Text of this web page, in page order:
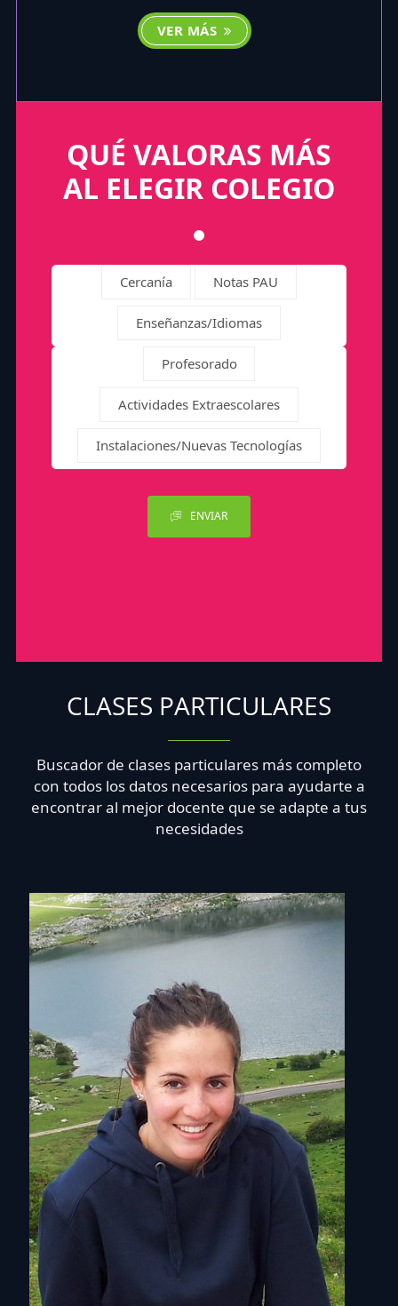
VER MÁS
QUÉ VALORAS MÁS
AL ELEGIR COLEGIO
Cercanía Notas PAU
Enseñanzas/Idiomas
Profesorado
Actividades Extraescolares
Instalaciones/Nuevas Tecnologías
ENVIAR
CLASES PARTICULARES
Buscador de clases particulares más completo
con todos los datos necesarios para ayudarte a
encontrar al mejor docente que se adapte a tus
necesidades